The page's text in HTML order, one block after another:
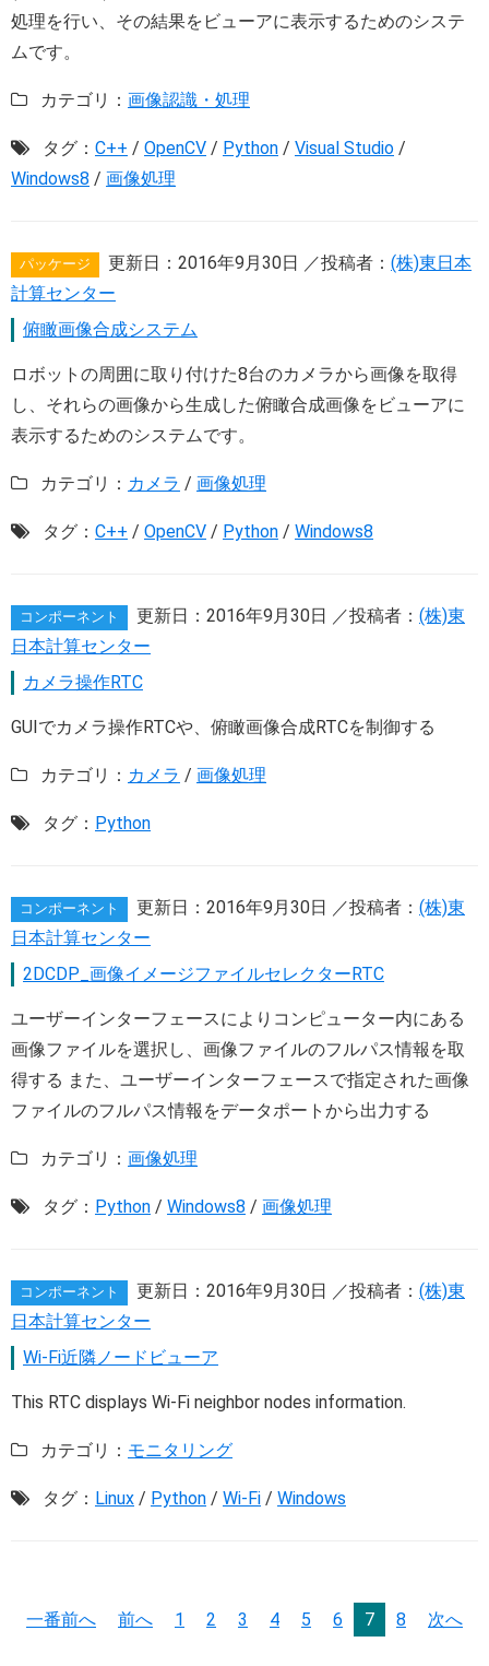
処理を行い、その結果をビューアに表示するためのシステ
ムです。
カテゴリ： 画像認識・処理
タグ： C++ / OpenCV / Python / Visual Studio /
Windows8 / 画像処理
パッケージ 更新日： 2016年9月30日 ／投稿者： (株)東日本
計算センター
俯瞰画像合成システム
ロボットの周囲に取り付けた8台のカメラから画像を取得
し、それらの画像から生成した俯瞰合成画像をビューアに
表示するためのシステムです。
カテゴリ： カメラ / 画像処理
タグ： C++ / OpenCV / Python / Windows8
コンポーネント 更新日： 2016年9月30日 ／投稿者： (株)東
日本計算センター
カメラ操作RTC
GUIでカメラ操作RTCや、俯瞰画像合成RTCを制御する
カテゴリ： カメラ / 画像処理
タグ： Python
コンポーネント 更新日： 2016年9月30日 ／投稿者： (株)東
日本計算センター
2DCDP_画像イメージファイルセレクターRTC
ユーザーインターフェースによりコンピューター内にある
画像ファイルを選択し、画像ファイルのフルパス情報を取
得する また、ユーザーインターフェースで指定された画像
ファイルのフルパス情報をデータポートから出力する
カテゴリ： 画像処理
タグ： Python / Windows8 / 画像処理
コンポーネント 更新日： 2016年9月30日 ／投稿者： (株)東
日本計算センター
Wi-Fi近隣ノードビューア
This RTC displays Wi-Fi neighbor nodes information.
カテゴリ： モニタリング
タグ： Linux / Python / Wi-Fi / Windows
一番前へ 前へ 1 2 3 4 5 6 7 8 次へ